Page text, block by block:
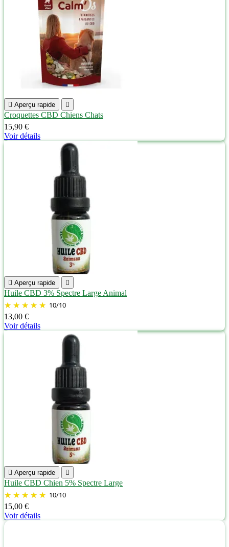
 Aperçu rapide 
Croquettes CBD Chiens Chats
15,90 €
Voir détails
 Aperçu rapide 
Huile CBD 3% Spectre Large Animal
10/10
13,00 €
Voir détails
 Aperçu rapide 
Huile CBD Chien 5% Spectre Large
10/10
15,00 €
Voir détails